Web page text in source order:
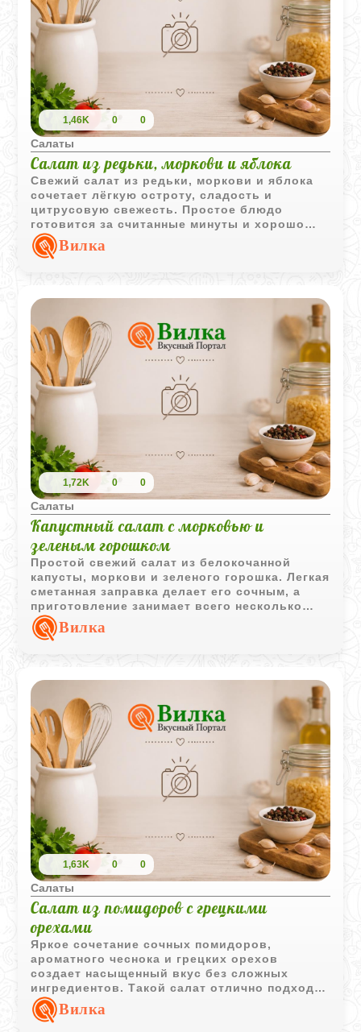
1,46K 0 0
Салаты
Салат из редьки, моркови и яблока
Свежий салат из редьки, моркови и яблока
сочетает лёгкую остроту, сладость и
цитрусовую свежесть. Простое блюдо
готовится за считанные минуты и хорошо
подходит как дополнение к основному меню.
Вилка
1,72K 0 0
Салаты
Капустный салат с морковью и
зеленым горошком
Простой свежий салат из белокочанной
капусты, моркови и зеленого горошка. Легкая
сметанная заправка делает его сочным, а
приготовление занимает всего несколько
минут.Вилка
1,63K 0 0
Салаты
Салат из помидоров с грецкими
орехами
Яркое сочетание сочных помидоров,
ароматного чеснока и грецких орехов
создает насыщенный вкус без сложных
ингредиентов. Такой салат отлично подходит
как самостоятельная закуска или дополнение
к основным блюдам.
Вилка